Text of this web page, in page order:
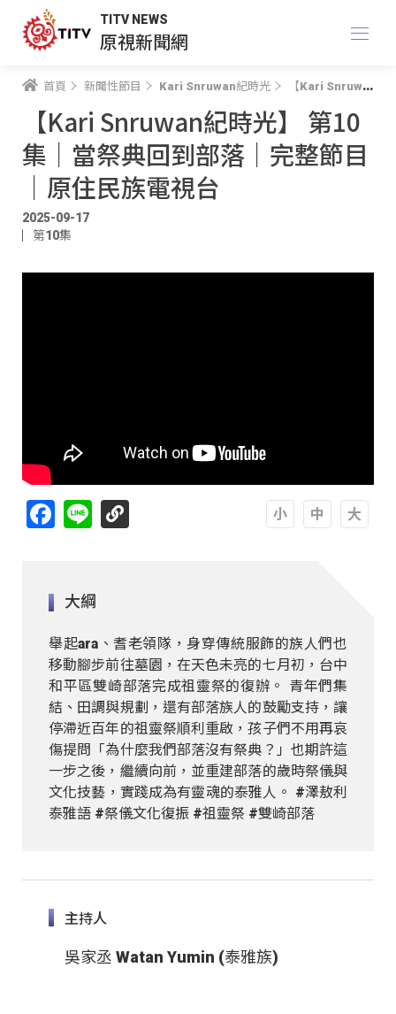
TITV NEWS
原視新聞網
首頁 新聞性節目 Kari Snruwan紀時光 【Kari Snruwan紀時光】 第10集｜當祭典回到部落｜完整節目｜原住民族電視台
【Kari Snruwan紀時光】 第10
集｜當祭典回到部落｜完整節目
｜原住民族電視台
2025-09-17
第10集
Facebook
Line
大綱
舉起ara、耆老領隊，身穿傳統服飾的族人們也
移動腳步前往墓園，在天色未亮的七月初，台中
和平區雙崎部落完成祖靈祭的復辦。 青年們集
結、田調與規劃，還有部落族人的鼓勵支持，讓
停滯近百年的祖靈祭順利重啟，孩子們不用再哀
傷提問「為什麼我們部落沒有祭典？」也期許這
一步之後，繼續向前，並重建部落的歲時祭儀與
文化技藝，實踐成為有靈魂的泰雅人。 #澤敖利
泰雅語 #祭儀文化復振 #祖靈祭 #雙崎部落
主持人
吳家丞 Watan Yumin (泰雅族)